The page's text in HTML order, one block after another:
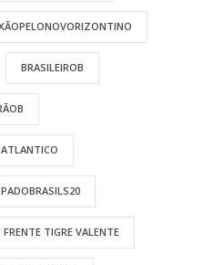
BRASILEIROB
FRENTE TIGRE VALENTE